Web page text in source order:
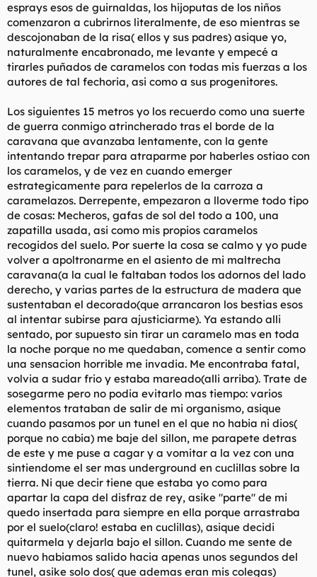
esprays esos de guirnaldas, los hijoputas de los niños
comenzaron a cubrirnos literalmente, de eso mientras se
descojonaban de la risa( ellos y sus padres) asique yo,
naturalmente encabronado, me levante y empecé a
tirarles puñados de caramelos con todas mis fuerzas a los
autores de tal fechoria, asi como a sus progenitores.
Los siguientes 15 metros yo los recuerdo como una suerte
de guerra conmigo atrincherado tras el borde de la
caravana que avanzaba lentamente, con la gente
intentando trepar para atraparme por haberles ostiao con
los caramelos, y de vez en cuando emerger
estrategicamente para repelerlos de la carroza a
caramelazos. Derrepente, empezaron a lloverme todo tipo
de cosas: Mecheros, gafas de sol del todo a 100, una
zapatilla usada, asi como mis propios caramelos
recogidos del suelo. Por suerte la cosa se calmo y yo pude
volver a apoltronarme en el asiento de mi maltrecha
caravana(a la cual le faltaban todos los adornos del lado
derecho, y varias partes de la estructura de madera que
sustentaban el decorado(que arrancaron los bestias esos
al intentar subirse para ajusticiarme). Ya estando alli
sentado, por supuesto sin tirar un caramelo mas en toda
la noche porque no me quedaban, comence a sentir como
una sensacion horrible me invadia. Me encontraba fatal,
volvia a sudar frio y estaba mareado(alli arriba). Trate de
sosegarme pero no podia evitarlo mas tiempo: varios
elementos trataban de salir de mi organismo, asique
cuando pasamos por un tunel en el que no habia ni dios(
porque no cabia) me baje del sillon, me parapete detras
de este y me puse a cagar y a vomitar a la vez con una
sintiendome el ser mas underground en cuclillas sobre la
tierra. Ni que decir tiene que estaba yo como para
apartar la capa del disfraz de rey, asike "parte" de mi
quedo insertada para siempre en ella porque arrastraba
por el suelo(claro! estaba en cuclillas), asique decidi
quitarmela y dejarla bajo el sillon. Cuando me sente de
nuevo habiamos salido hacia apenas unos segundos del
tunel, asike solo dos( que ademas eran mis colegas)